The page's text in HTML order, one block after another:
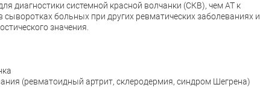
диагностики системной красной волчанки (СКВ), чем АТ к
сыворотках больных при других ревматических заболеваниях и
значения.
(ревматоидный артрит, склеродермия, синдром Шегрена)